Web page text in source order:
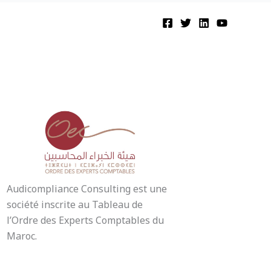
Audicompliance Consulting est une
société inscrite au Tableau de
l’Ordre des Experts Comptables du
Maroc.